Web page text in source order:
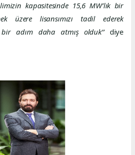
kapasitesinde 15,6 MW’lık bir
üzere lisansımızı tadil ederek
adım daha atmış olduk’’ diye